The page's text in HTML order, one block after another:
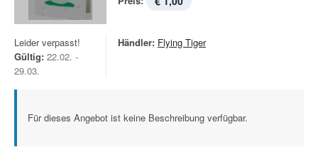
Leider verpasst!
Gültig: 22.02. -
29.03.
Händler: Flying Tiger
Für dieses Angebot ist keine Beschreibung verfügbar.